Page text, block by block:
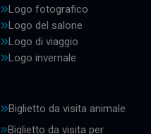
Logo fotografico
Logo del salone
Logo di viaggio
Logo invernale
Biglietto da visita animale
Biglietto da visita per